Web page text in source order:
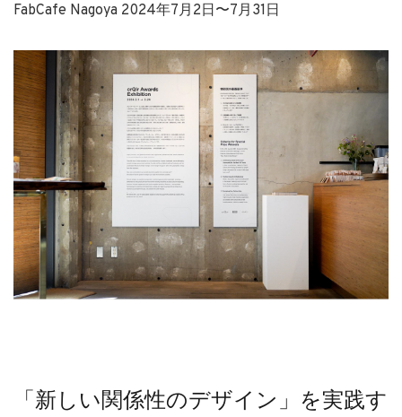
FabCafe Nagoya 2024年7月2日〜7月31日
「新しい関係性のデザイン」を実践す